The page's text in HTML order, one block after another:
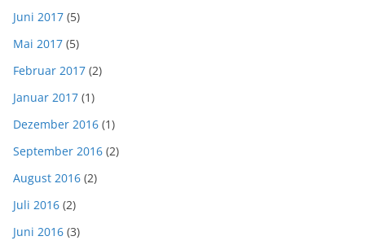
Juni 2017 (5)
Mai 2017 (5)
Februar 2017 (2)
Januar 2017 (1)
Dezember 2016 (1)
September 2016 (2)
August 2016 (2)
Juli 2016 (2)
Juni 2016 (3)